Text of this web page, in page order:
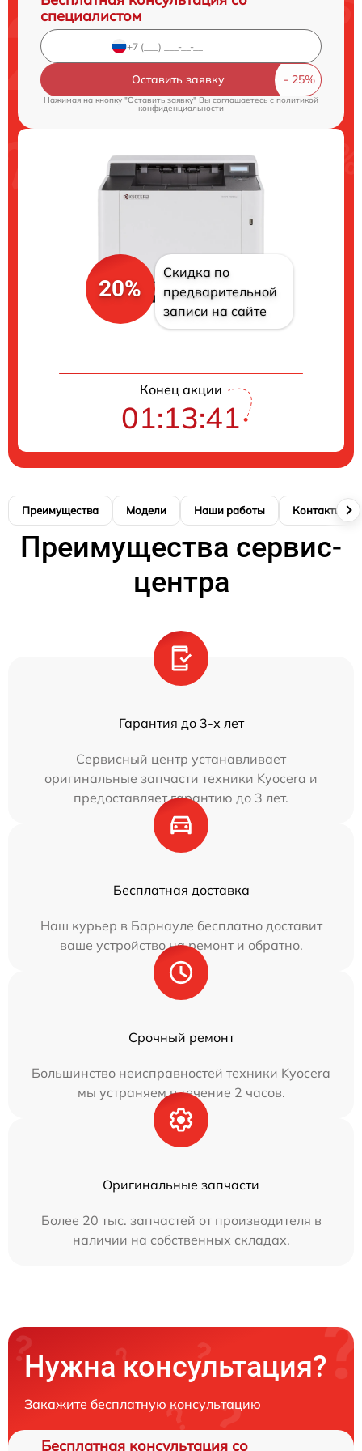
специалистом
Оставить заявку
Нажимая на кнопку "Оставить заявку" Вы соглашаетесь c политикой
конфиденциальности
20%
Скидка по
предварительной
записи на сайте
Конец акции
01:13:41
Преимущества Модели Наши работы Контакты
Преимущества сервис-
центра
Гарантия до 3-х лет
Сервисный центр устанавливает
оригинальные запчасти техники Kyocera и
предоставляет гарантию до 3 лет.
Бесплатная доставка
Наш курьер в Барнауле бесплатно доставит
ваше устройство на ремонт и обратно.
Срочный ремонт
Большинство неисправностей техники Kyocera
мы устраняем в течение 2 часов.
Оригинальные запчасти
Более 20 тыс. запчастей от производителя в
наличии на собственных складах.
Нужна консультация?
Закажите бесплатную консультацию
Бесплатная консультация со